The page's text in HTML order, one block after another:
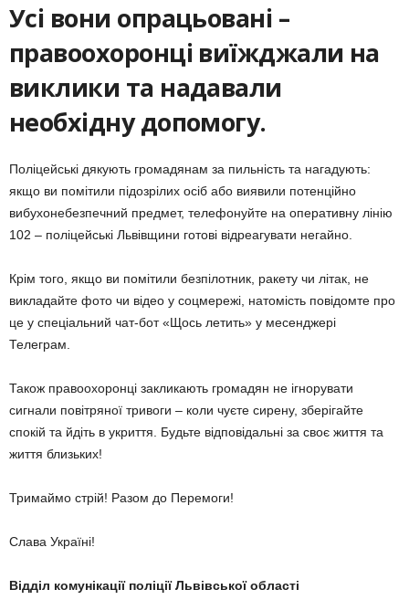
Усі вони опрацьовані –
правоохоронці виїжджали на
виклики та надавали
необхідну допомогу.
Поліцейські дякують громадянам за пильність та нагадують:
якщо ви помітили підозрілих осіб або виявили потенційно
вибухонебезпечний предмет, телефонуйте на оперативну лінію
102 – поліцейські Львівщини готові відреагувати негайно.
Крім того, якщо ви помітили безпілотник, ракету чи літак, не
викладайте фото чи відео у соцмережі, натомість повідомте про
це у спеціальний чат-бот «Щось летить» у месенджері
Телеграм.
Також правоохоронці закликають громадян не ігнорувати
сигнали повітряної тривоги – коли чуєте сирену, зберігайте
спокій та йдіть в укриття. Будьте відповідальні за своє життя та
життя близьких!
Тримаймо стрій! Разом до Перемоги!
Слава Україні!
Відділ комунікації поліції Львівської області